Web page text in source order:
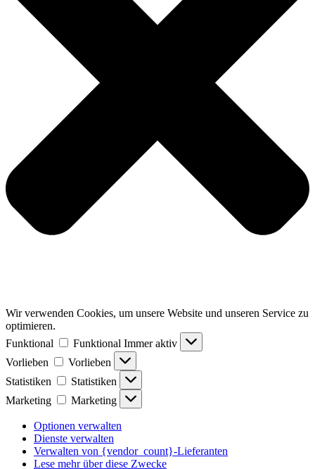
Wir verwenden Cookies, um unsere Website und unseren Service zu
optimieren.
Funktional
Funktional Immer aktiv
Vorlieben
Vorlieben
Statistiken
Statistiken
Marketing
Marketing
Optionen verwalten
Dienste verwalten
Verwalten von {vendor_count}-Lieferanten
Lese mehr über diese Zwecke